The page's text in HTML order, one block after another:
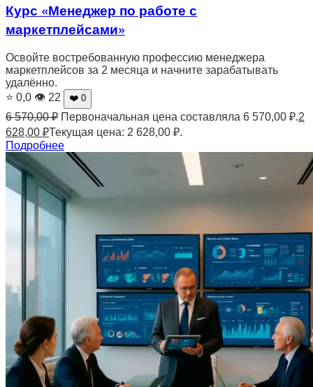
Курс «Менеджер по работе с
маркетплейсами»
Освойте востребованную профессию менеджера
маркетплейсов за 2 месяца и начните зарабатывать
удалённо.
⭐ 0,0 👁 22 ❤️ 0
6 570,00₽ Первоначальная цена составляла 6 570,00 ₽.2
628,00 ₽Текущая цена: 2 628,00 ₽.
Подробнее